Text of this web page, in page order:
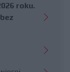
roku.